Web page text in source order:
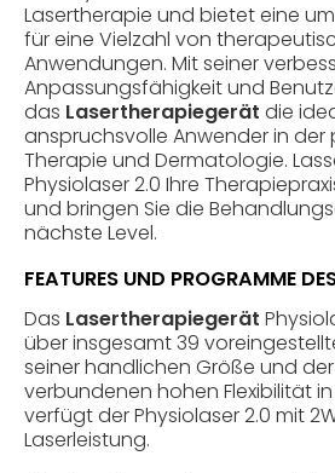
Lasertherapie und bietet eine
für eine Vielzahl von
Anwendungen. Mit seiner
Anpassungsfähigkeit und
das Lasertherapiegerät die
anspruchsvolle Anwender in der
Therapie und Dermatologie.
Physiolaser 2.0 Ihre
und bringen Sie die
nächste Level.
FEATURES UND PROGRAMME
Das Lasertherapiegerät
über insgesamt 39
seiner handlichen Größe und
verbundenen hohen Flexibilität
verfügt der Physiolaser 2.0 mit
Laserleistung.